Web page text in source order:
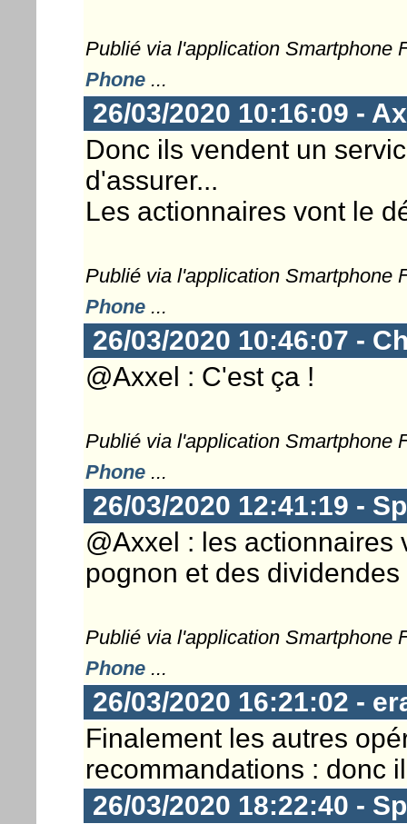
Publié via l'application Smartphone
Phone...
26/03/2020 10:16:09 -
Donc ils vendent un
d'assurer...
Les actionnaires vont le
Publié via l'application Smartphone
Phone...
26/03/2020 10:46:07 -
@Axxel : C'est ça !
Publié via l'application Smartphone
Phone...
26/03/2020 12:41:19 -
@Axxel : les
pognon et des
Publié via l'application Smartphone
Phone...
26/03/2020 16:21:02 -
Finalement les autres
recommandations : donc
26/03/2020 18:22:40 -